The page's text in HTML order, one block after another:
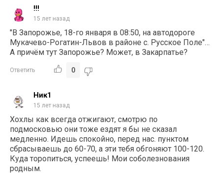
!!!
15 лет назад
"В Запорожье, 18-го января в 08:50, на автодороге
Мукачево-Рогатин-Львов в районе с. Русское Поле"…
А причём тут Запорожье? Может, в Закарпатье?
Ответить 0
Ник1
15 лет назад
Хохлы как всегда отжигают, смотрю по
подмосковью они тоже ездят я бы не сказал
медленно. Идешь спокойно, перед нас. пунктом
сбрасываешь до 60-70, а эти тебя обгоняют 100-120.
Куда торопиться, успеешь! Мои соболезнования
родным.